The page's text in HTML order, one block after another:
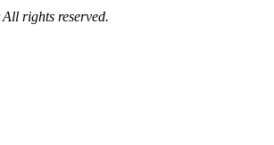
rights reserved.